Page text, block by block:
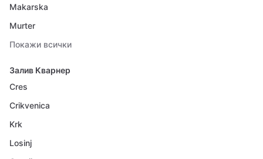
Makarska
Murter
Покажи всички
Залив Кварнер
Cres
Crikvenica
Krk
Losinj